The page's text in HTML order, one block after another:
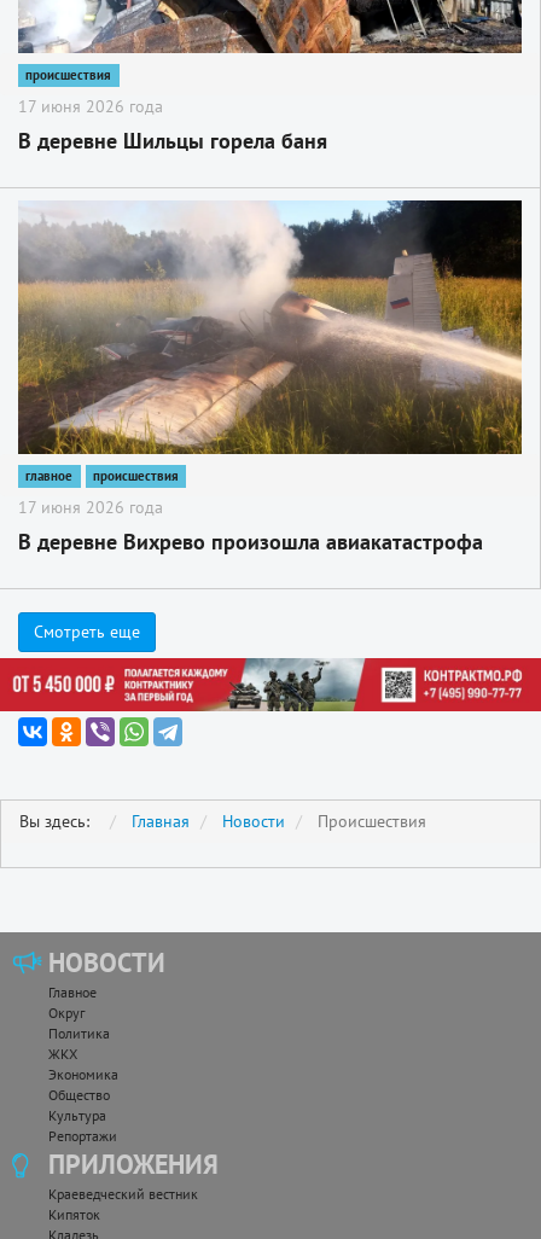
происшествия
17 июня 2026 года
В деревне Шильцы горела баня
главное происшествия
17 июня 2026 года
В деревне Вихрево произошла авиакатастрофа
Смотреть еще
Вы здесь: Главная Новости Происшествия
НОВОСТИ
Главное
Округ
Политика
ЖКХ
Экономика
Общество
Культура
Репортажи
ПРИЛОЖЕНИЯ
Краеведческий вестник
Кипяток
Кладезь